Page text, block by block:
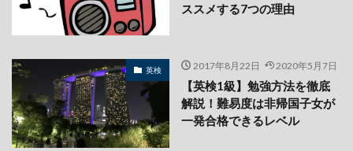
ススメする7つの理由
英検 2017年8月22日 2020年5月7日
【英検1級】勉強方法を徹底
解説！難易度は非帰国子女が
一発合格できるレベル